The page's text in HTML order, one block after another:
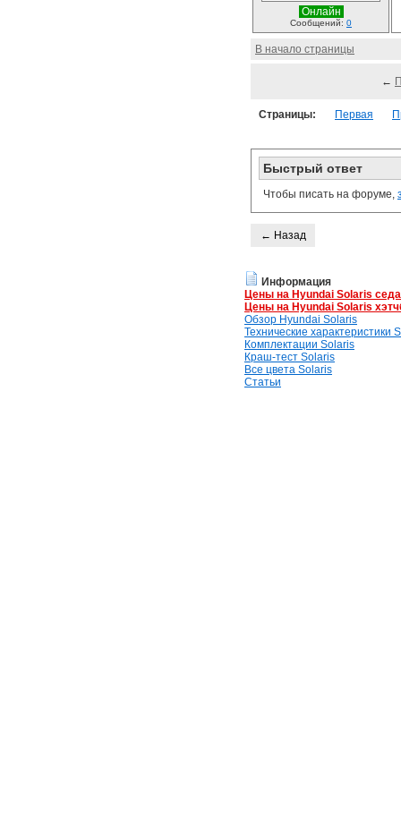
Онлайн
Сообщений: 0
В начало страницы
←
Страницы: Первая
Быстрый ответ
Чтобы писать на форуме,
← Назад
Информация
Цены на Hyundai Solaris
Цены на Hyundai Solaris
Обзор Hyundai Solaris
Технические характеристики
Комплектации Solaris
Краш-тест Solaris
Все цвета Solaris
Статьи